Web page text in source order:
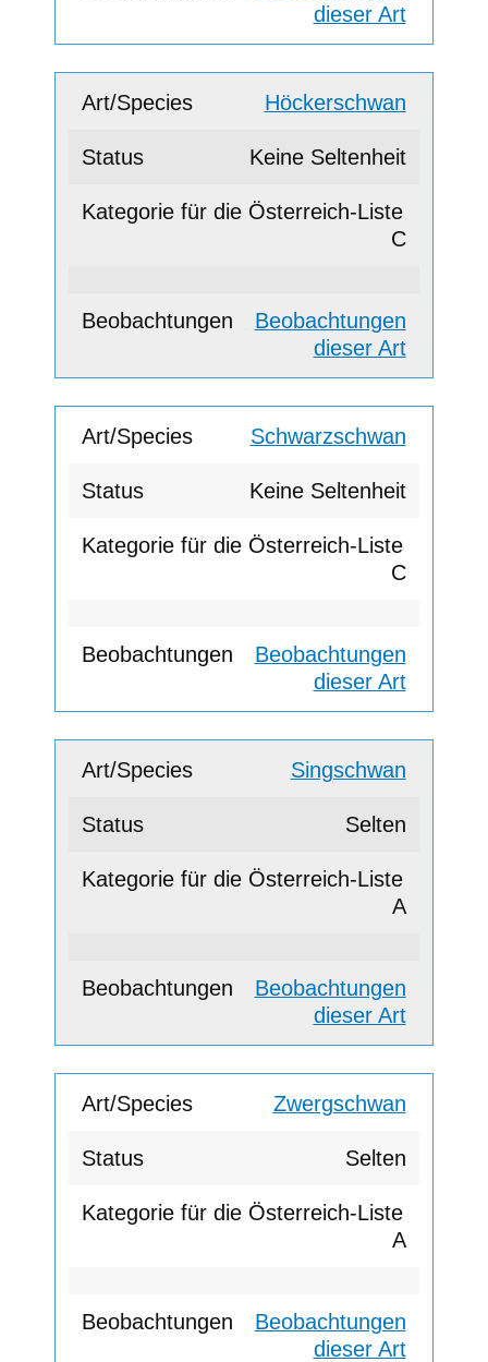
dieser Art
Höckerschwan
Keine Seltenheit
C
Beobachtungen
dieser Art
Schwarzschwan
Keine Seltenheit
C
Beobachtungen
dieser Art
Singschwan
Selten
A
Beobachtungen
dieser Art
Zwergschwan
Selten
A
Beobachtungen
dieser Art